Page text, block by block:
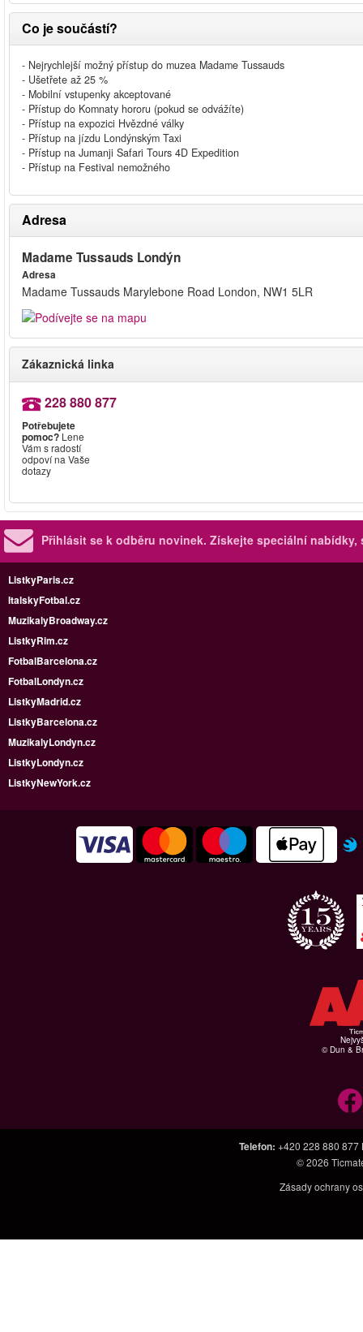
Co je součástí?
- Nejrychlejší možný přístup do muzea Madame Tussauds
- Ušetřete až 25 %
- Mobilní vstupenky akceptované
- Přístup do Komnaty hororu (pokud se odvážíte)
- Přístup na expozici Hvězdné války
- Přístup na jízdu Londýnským Taxi
- Přístup na Jumanji Safari Tours 4D Expedition
- Přístup na Festival nemožného
Adresa
Madame Tussauds Londýn
Adresa
Madame Tussauds Marylebone Road London, NW1 5LR
Zákaznická linka
228 880 877
Potřebujete
pomoc?Lene
Vám s radostí
odpoví na Vaše
dotazy
Přihlásit se k odběru novinek. Získejte speciální nabídky,
ListkyParis.cz
ItalskyFotbal.cz
MuzikalyBroadway.cz
ListkyRim.cz
FotbalBarcelona.cz
FotbalLondyn.cz
ListkyMadrid.cz
ListkyBarcelona.cz
MuzikalyLondyn.cz
ListkyLondyn.cz
ListkyNewYork.cz
© Dun &
Telefon: +420 228 880 877
© 2026
Zásady ochrany